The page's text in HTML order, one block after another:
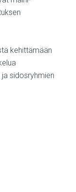
kehittämään
sidosryhmien